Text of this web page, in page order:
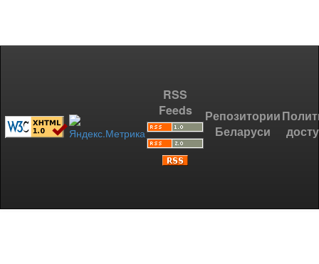
RSS
Feeds
Репозитории
Беларуси